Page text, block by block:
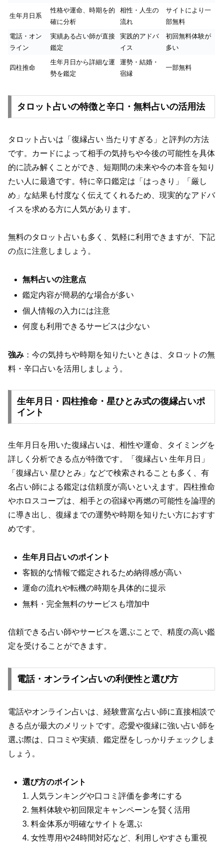
生年月日系
性格や運命、時期を的
確に分析
相性・人生の
流れ
サイトにより一
部無料
電話・オン
ライン
実績ある占い師が直接
鑑定
実践的アドバ
イス
初回無料体験が
多い
四柱推命
生年月日から詳細な運
勢を鑑定
運勢・結婚・
宿縁
一部無料
タロット占いの特徴と辛口・無料占いの活用法
タロット占いは「復縁占い 当たりすぎる」と評判の方法
です。カードによって相手の気持ちや今後の可能性を具体
的に読み解くことができ、短期間の未来や今の本音を知り
たい人に最適です。特に辛口鑑定は「はっきり」「厳し
め」な結果も忖度なく伝えてくれるため、現実的なアドバ
イスを求める方に人気があります。
無料のタロット占いも多く、気軽に利用できますが、下記
の点に注意しましょう。
無料占いの注意点
鑑定内容が簡易的な場合が多い
個人情報の入力には注意
何度も利用できるサービスは少ない
強み ：今の気持ちや時期を知りたいときは、タロットの無
料・辛口占いを活用しましょう。
生年月日・四柱推命・星ひとみ式の復縁占いポ
イント
生年月日を用いた復縁占いは、相性や運命、タイミングを
詳しく分析できる点が特徴です。「復縁占い 生年月日」
「復縁占い 星ひとみ」などで検索されることも多く、有
名占い師による鑑定は信頼度が高いといえます。四柱推命
やホロスコープは、相手との宿縁や再燃の可能性を論理的
に導き出し、復縁までの運勢や時期を知りたい方におすす
めです。
生年月日占いのポイント
客観的な情報で鑑定されるため納得感が高い
運命の流れや転機の時期を具体的に提示
無料・完全無料のサービスも増加中
信頼できる占い師やサービスを選ぶことで、精度の高い鑑
定を受けることができます。
電話・オンライン占いの利便性と選び方
電話やオンライン占いは、経験豊富な占い師に直接相談で
きる点が最大のメリットです。恋愛や復縁に強い占い師を
選ぶ際は、口コミや実績、鑑定歴をしっかりチェックしま
しょう。
選び方のポイント
1. 人気ランキングや口コミ評価を参考にする
2. 無料体験や初回限定キャンペーンを賢く活用
3. 料金体系が明確なサイトを選ぶ
4. 女性専用や24時間対応など、利用しやすさも重視